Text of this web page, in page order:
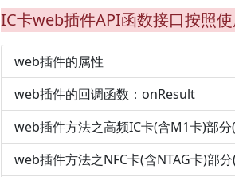
IC卡web插件API函数接口按照
web插件的属性
web插件的回调函数：onResult
web插件方法之高频IC卡(含M1卡)部
web插件方法之NFC卡(含NTAG卡)部